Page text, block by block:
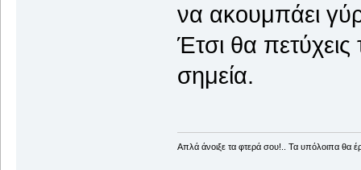
να ακουμπάει
Έτσι θα
σημεία.
Απλά άνοιξε τα φτερά σου!.. Τα υπόλοιπα θα